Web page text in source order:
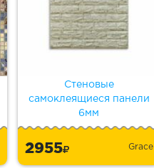
Стеновые
самоклеящиеся панели
6мм
2955 Grace